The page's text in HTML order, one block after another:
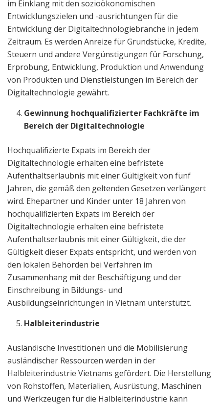
im Einklang mit den sozioökonomischen
Entwicklungszielen und -ausrichtungen für die
Entwicklung der Digitaltechnologiebranche in jedem
Zeitraum. Es werden Anreize für Grundstücke, Kredite,
Steuern und andere Vergünstigungen für Forschung,
Erprobung, Entwicklung, Produktion und Anwendung
von Produkten und Dienstleistungen im Bereich der
Digitaltechnologie gewährt.
Gewinnung hochqualifizierter Fachkräfte im
Bereich der Digitaltechnologie
Hochqualifizierte Expats im Bereich der
Digitaltechnologie erhalten eine befristete
Aufenthaltserlaubnis mit einer Gültigkeit von fünf
Jahren, die gemäß den geltenden Gesetzen verlängert
wird. Ehepartner und Kinder unter 18 Jahren von
hochqualifizierten Expats im Bereich der
Digitaltechnologie erhalten eine befristete
Aufenthaltserlaubnis mit einer Gültigkeit, die der
Gültigkeit dieser Expats entspricht, und werden von
den lokalen Behörden bei Verfahren im
Zusammenhang mit der Beschäftigung und der
Einschreibung in Bildungs- und
Ausbildungseinrichtungen in Vietnam unterstützt.
Halbleiterindustrie
Ausländische Investitionen und die Mobilisierung
ausländischer Ressourcen werden in der
Halbleiterindustrie Vietnams gefördert. Die Herstellung
von Rohstoffen, Materialien, Ausrüstung, Maschinen
und Werkzeugen für die Halbleiterindustrie kann